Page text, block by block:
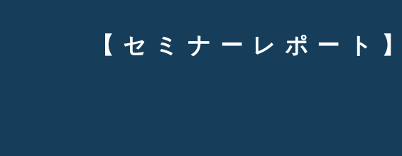
【セミナーレポート